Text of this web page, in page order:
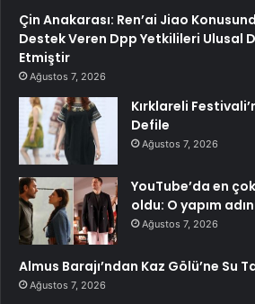
Çin Anakarası: Ren’ai Jiao
Destek Veren Dpp Yetkilileri Ulusal
Etmiştir
Ağustos 7, 2026
Kırklareli
Defile
Ağustos 7, 2026
YouTube’da en
oldu: O yapım
Ağustos 7, 2026
Almus Barajı’ndan Kaz Gölü’ne Su
Ağustos 7, 2026